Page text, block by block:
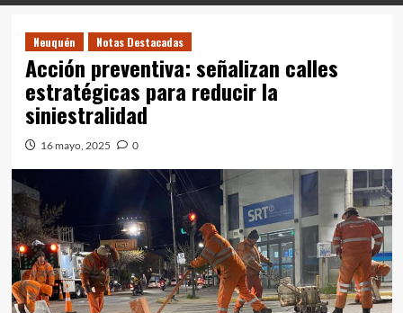
Neuquén Notas Destacadas
Acción preventiva: señalizan calles
estratégicas para reducir la
siniestralidad
16 mayo, 2025 0